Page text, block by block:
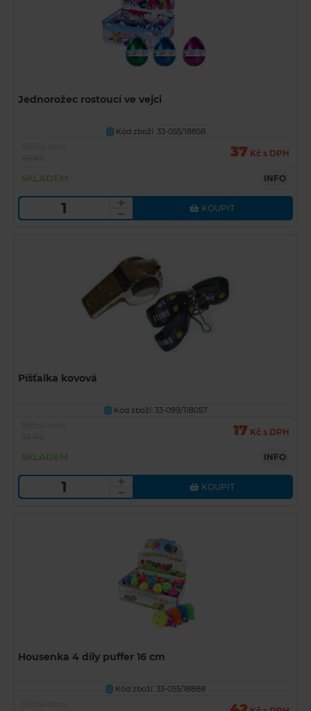
Jednorožec rostoucí ve vejci
U Kód zboží: 33-055/18858
37 Kč s DPH
SKLADEM INFO
KOUPIT
Píšťalka kovová
U
Kód zboží: 33-099/118057
17 Kč s DPH
SKLADEM INFO
KOUPIT
Housenka 4 díly puffer 16 cm
U
Kód zboží: 33-055/18888